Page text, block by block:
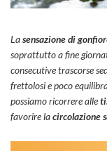
Lasensazione di
soprattutto a fine
consecutive trascorse
frettolosi e poco
possiamo ricorrere alle
favorire lacircolazione